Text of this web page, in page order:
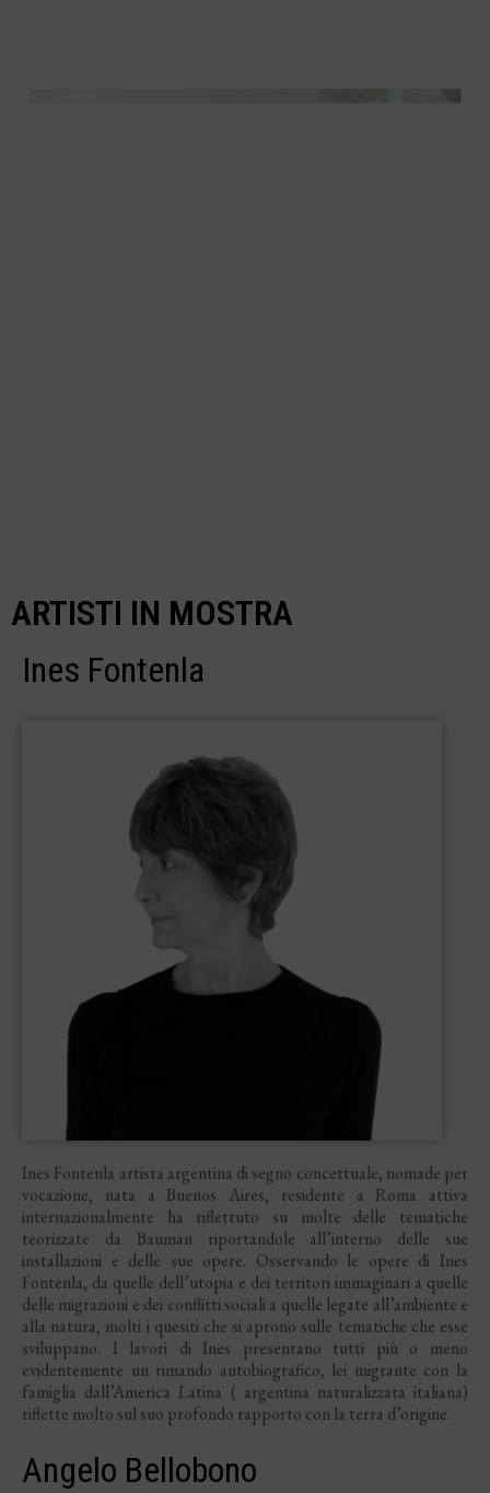
ARTISTI IN MOSTRA
Ines Fontenla
Ines Fontenla artista argentina di segno concettuale, nomade per
vocazione, nata a Buenos Aires, residente a Roma attiva
internazionalmente ha riflettuto su molte delle tematiche
teorizzate da Bauman riportandole all’interno delle sue
installazioni e delle sue opere. Osservando le opere di Ines
Fontenla, da quelle dell’utopia e dei territori immaginari a quelle
delle migrazioni e dei conflitti sociali a quelle legate all’ambiente e
alla natura, molti i quesiti che si aprono sulle tematiche che esse
sviluppano. I lavori di Ines presentano tutti più o meno
evidentemente un rimando autobiografico, lei migrante con la
famiglia dall’America Latina ( argentina naturalizzata italiana)
riflette molto sul suo profondo rapporto con la terra d’origine.
Angelo Bellobono